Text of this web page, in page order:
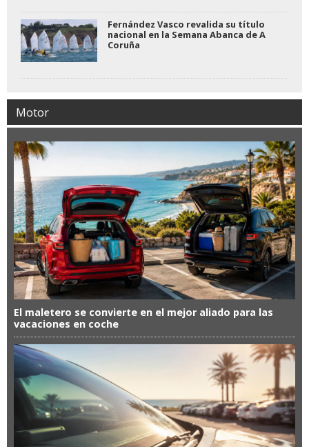
Fernández Vasco revalida su título
nacional en la Semana Abanca de A
Coruña
Motor
El maletero se convierte en el mejor aliado para las
vacaciones en coche